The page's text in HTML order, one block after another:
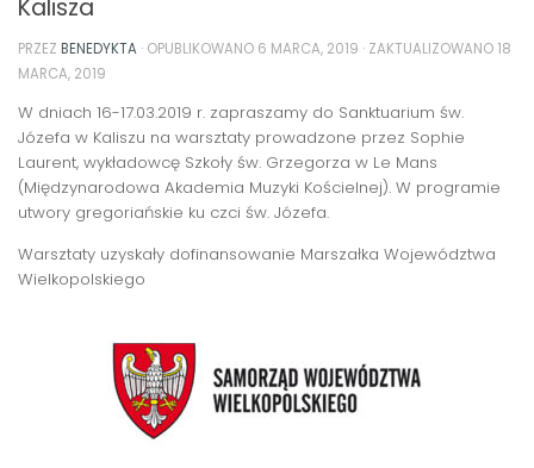
Kalisza
PRZEZ BENEDYKTA · OPUBLIKOWANO 6 MARCA, 2019 · ZAKTUALIZOWANO 18
MARCA, 2019
W dniach 16-17.03.2019 r. zapraszamy do Sanktuarium św.
Józefa w Kaliszu na warsztaty prowadzone przez Sophie
Laurent, wykładowcę Szkoły św. Grzegorza w Le Mans
(Międzynarodowa Akademia Muzyki Kościelnej). W programie
utwory gregoriańskie ku czci św. Józefa.
Warsztaty uzyskały dofinansowanie Marszałka Województwa
Wielkopolskiego